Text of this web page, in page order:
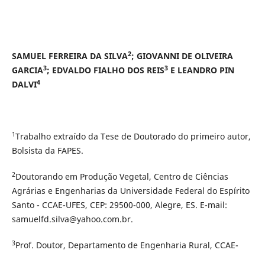
SAMUEL FERREIRA DA SILVA2; GIOVANNI DE OLIVEIRA
GARCIA3; EDVALDO FIALHO DOS REIS3E LEANDRO PIN
DALVI4
1Trabalho extraído da Tese de Doutorado do primeiro autor,
Bolsista da FAPES.
2Doutorando em Produção Vegetal, Centro de Ciências
Agrárias e Engenharias da Universidade Federal do Espírito
Santo - CCAE-UFES, CEP: 29500-000, Alegre, ES. E-mail:
samuelfd.silva@yahoo.com.br.
3Prof. Doutor, Departamento de Engenharia Rural, CCAE-